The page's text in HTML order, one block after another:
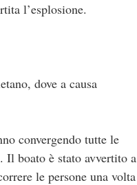
l’esplosione.
dove a causa
convergendo tutte le
Il boato è stato avvertito a
le persone una volta